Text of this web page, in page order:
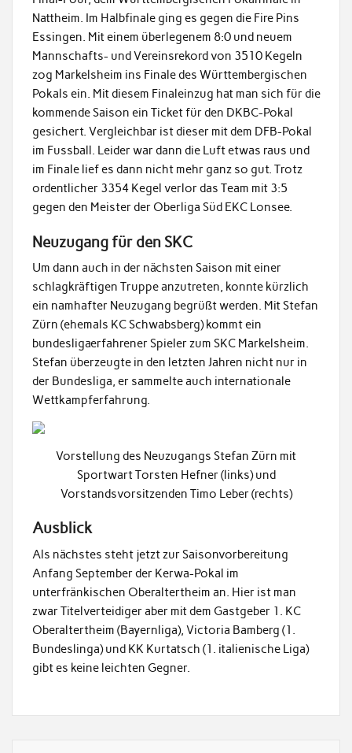
Nattheim. Im Halbfinale ging es gegen die Fire Pins
Essingen. Mit einem überlegenem 8:0 und neuem
Mannschafts- und Vereinsrekord von 3510 Kegeln
zog Markelsheim ins Finale des Württembergischen
Pokals ein. Mit diesem Finaleinzug hat man sich für die
kommende Saison ein Ticket für den DKBC-Pokal
gesichert. Vergleichbar ist dieser mit dem DFB-Pokal
im Fussball. Leider war dann die Luft etwas raus und
im Finale lief es dann nicht mehr ganz so gut. Trotz
ordentlicher 3354 Kegel verlor das Team mit 3:5
gegen den Meister der Oberliga Süd EKC Lonsee.
Neuzugang für den SKC
Um dann auch in der nächsten Saison mit einer
schlagkräftigen Truppe anzutreten, konnte kürzlich
ein namhafter Neuzugang begrüßt werden. Mit Stefan
Zürn (ehemals KC Schwabsberg) kommt ein
bundesligaerfahrener Spieler zum SKC Markelsheim.
Stefan überzeugte in den letzten Jahren nicht nur in
der Bundesliga, er sammelte auch internationale
Wettkampferfahrung.
Vorstellung des Neuzugangs Stefan Zürn mit
Sportwart Torsten Hefner (links) und
Vorstandsvorsitzenden Timo Leber (rechts)
Ausblick
Als nächstes steht jetzt zur Saisonvorbereitung
Anfang September der Kerwa-Pokal im
unterfränkischen Oberaltertheim an. Hier ist man
zwar Titelverteidiger aber mit dem Gastgeber 1. KC
Oberaltertheim (Bayernliga), Victoria Bamberg (1.
Bundeslinga) und KK Kurtatsch (1. italienische Liga)
gibt es keine leichten Gegner.